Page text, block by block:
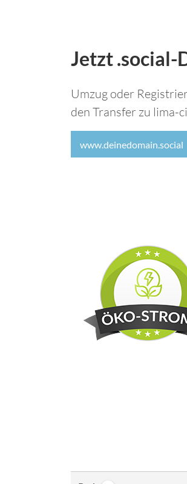
Jetzt .social-
Umzug oder
den Transfer zu lima-